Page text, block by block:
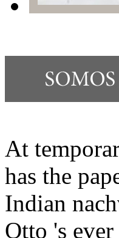
At
has the
Indian
Otto 's